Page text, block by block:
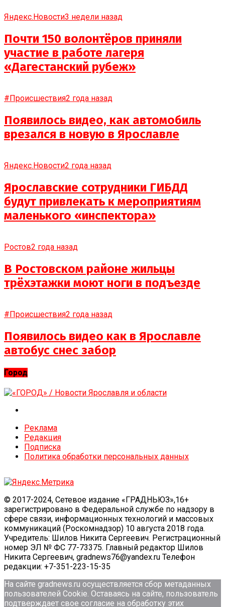
Яндекс.Новости3 недели назад
Почти 150 волонтёров приняли
участие в работе лагеря
«Дагестанский рубеж»
#Происшествия2 года назад
Появилось видео, как автомобиль
врезался в новую в Ярославле
Яндекс.Новости2 года назад
Ярославские сотрудники ГИБДД
будут привлекать к мероприятиям
маленького «инспектора»
Ростов2 года назад
В Ростовском районе жильцы
трёхэтажки моют ноги в подъезде
#Происшествия2 года назад
Появилось видео как в Ярославле
автобус снес забор
Город
Реклама
Редакция
Подписка
Политика обработки персональных данных
© 2017-2024, Сетевое издание «ГРАДНЬЮЗ»,16+
зарегистрировано в Федеральной службе по надзору в
сфере связи, информационных технологий и массовых
коммуникаций (Роскомнадзор) 10 августа 2018 года.
Учредитель: Шилов Никита Сергеевич. Регистрационный
номер ЭЛ № ФС 77-73375. Главный редактор Шилов
Никита Сергеевич, gradnews76@yandex.ru Телефон
редакции: +7-351-223-15-35
На сайте gradnews.ru осуществляется сбор метаданных
пользователей Сookie. Оставаясь на сайте, пользователь
подтверждает свое согласие на обработку этих